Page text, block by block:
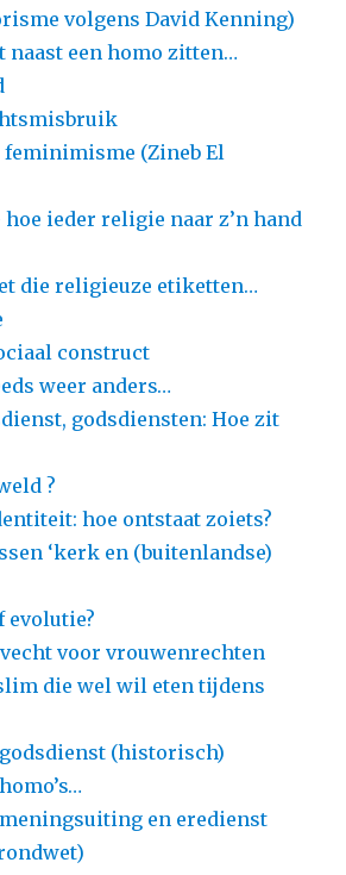
volgens David Kenning)
naast een homo zitten…
(Zineb El
ieder religie naar z’n hand
die religieuze etiketten…
construct
weer anders…
godsdiensten: Hoe zit
?
hoe ontstaat zoiets?
‘kerk en (buitenlandse)
evolutie?
voor vrouwenrechten
die wel wil eten tijdens
(historisch)
en eredienst